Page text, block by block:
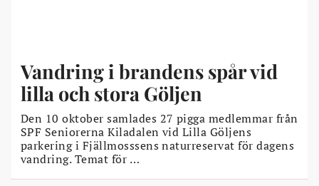
Vandring i brandens spår vid
lilla och stora Göljen
Den 10 oktober samlades 27 pigga medlemmar från
SPF Seniorerna Kiladalen vid Lilla Göljens
parkering i Fjällmosssens naturreservat för dagens
vandring. Temat för …